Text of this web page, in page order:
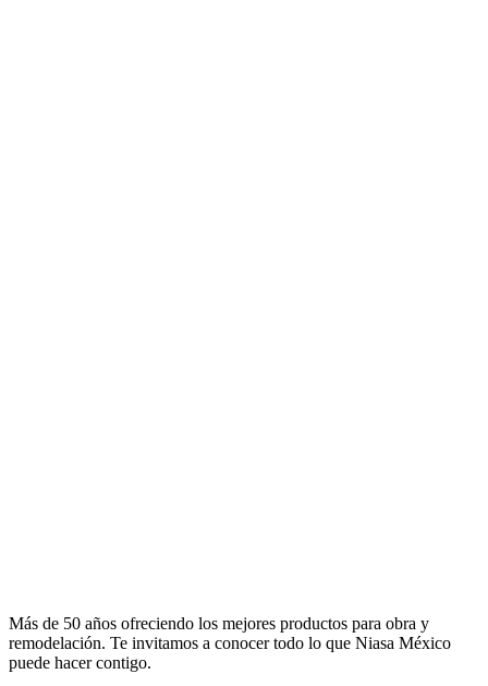
Más de 50 años ofreciendo los mejores productos para obra y
remodelación. Te invitamos a conocer todo lo que Niasa México
puede hacer contigo.